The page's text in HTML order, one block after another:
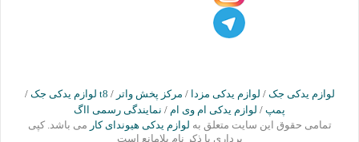
/ لوازم یدکی جک t8 / لوازم یدکی جک / لوازم یدکی مزدا/ مرکز پخش واتر
پمپ / لوازم یدکی ام وی ام / نمایندگی رسمی ااگ
تمامی حقوق این سایت متعلق به لوازم یدکی هیوندای کار می باشد. کپی
برداری با ذکر نام بلامانع است